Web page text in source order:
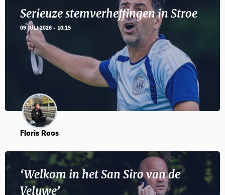
Serieuze stemverheffingen in Stroe
09 JULI 2026 - 10:15
Floris Roos
‘Welkom in het San Siro van de
Veluwe’